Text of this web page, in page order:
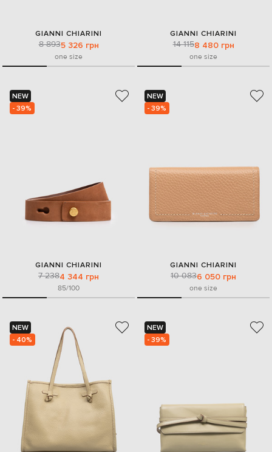
GIANNI CHIARINI
8 8935 326 грн
one size
GIANNI CHIARINI
14 1158 480 грн
one size
NEW
- 39%
GIANNI CHIARINI
7 2384 344 грн
85/100
NEW
- 39%
GIANNI CHIARINI
10 0836 050 грн
one size
NEW
- 40%
NEW
- 39%